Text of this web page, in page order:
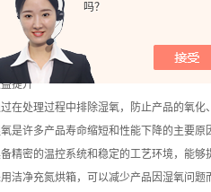
吗？
疗器械对湿氧非常敏感，因此在制造和
于光学仪器、精密机械、化工实验等领
提升
处理过程中排除湿氧，防止产品的氧化
许多产品寿命缩短和性能下降的主要原
密的温控系统和稳定的工艺环境，能够
净充氮烘箱，可以减少产品因湿氧问题